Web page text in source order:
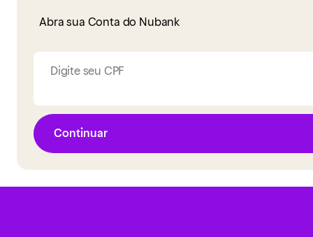
Abra sua Conta do Nubank
Digite seu CPF
Continuar